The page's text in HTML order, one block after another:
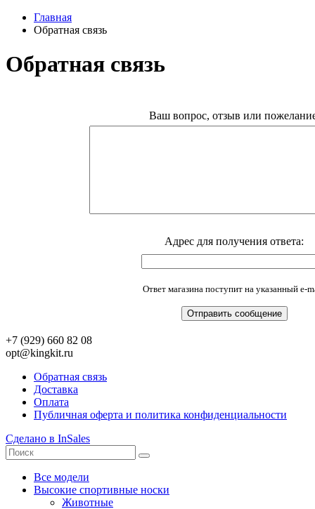
Главная
Обратная связь
Обратная связь
Ваш вопрос, отзыв или
Адрес для получения ответа:
Ответ магазина поступит на указанный e-
+7 (929) 660 82 08
opt@kingkit.ru
Обратная связь
Доставка
Оплата
Публичная оферта и политика конфиденциальности
Сделано в InSales
Все модели
Высокие спортивные носки
Животные